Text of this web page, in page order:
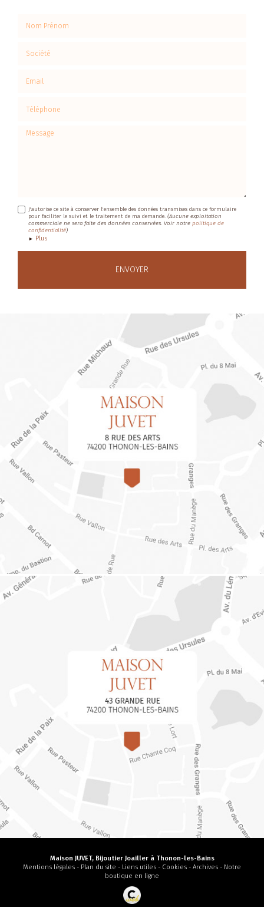
Message
J'autorise ce site à conserver l'ensemble des données transmises dans ce formulaire
pour faciliter le suivi et le traitement de ma demande.(Aucune exploitation
commerciale ne sera faite des données conservées. Voir notrepolitique de
confidentialité)
Plus
Maison JUVET, Bijoutier Joailler à Thonon-les-Bains
Mentions légales - Plan du site - Liens utiles - Cookies - Archives - Notre
boutique en ligne